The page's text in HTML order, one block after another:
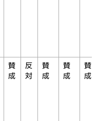
賛
成
反
対
賛
成
賛
成
賛
成